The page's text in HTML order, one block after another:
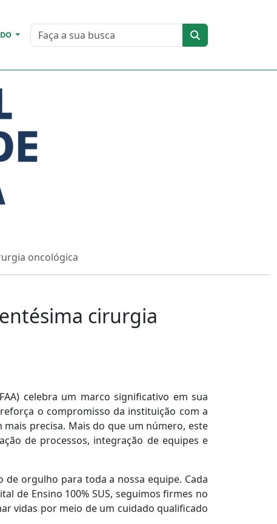
oncológica
cirurgia
celebra um marco significativo em sua
o compromisso da instituição com a
precisa. Mais do que um número, este
de processos, integração de equipes e
de orgulho para toda a nossa equipe. Cada
de Ensino 100% SUS, seguimos firmes no
vidas por meio de um cuidado qualificado